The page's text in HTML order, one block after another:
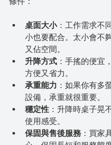
桌面大小：工作需求不
小也要配合。太小會不
又佔空間。
升降方式 ：手搖的便宜
方便又省力。
承重能力 ：如果你有多
設備，承重就很重要。
穩定性 ：升降時桌子晃
使用感受。
保固與售後服務 ：買家